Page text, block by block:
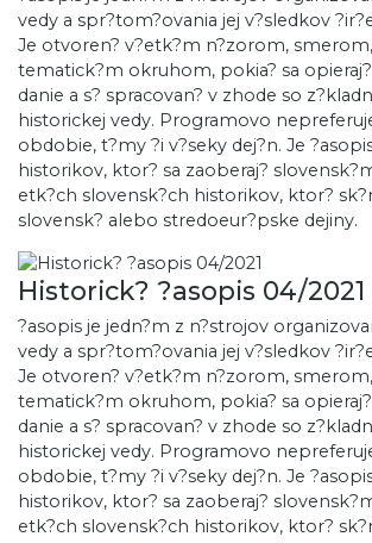
vedy a spr?tom?ovania jej v?sledkov
Je otvoren? v?etk?m n?zorom,
tematick?m okruhom, pokia? sa
danie a s? spracovan? v zhode so
historickej vedy. Programovo
obdobie, t?my ?i v?seky dej?n. Je
historikov, ktor? sa zaoberaj?
etk?ch slovensk?ch historikov, ktor?
slovensk? alebo stredoeur?pske dejiny.
Historick? ?asopis 04/2021
?asopis je jedn?m z n?strojov
vedy a spr?tom?ovania jej v?sledkov
Je otvoren? v?etk?m n?zorom,
tematick?m okruhom, pokia? sa
danie a s? spracovan? v zhode so
historickej vedy. Programovo
obdobie, t?my ?i v?seky dej?n. Je
historikov, ktor? sa zaoberaj?
etk?ch slovensk?ch historikov, ktor?